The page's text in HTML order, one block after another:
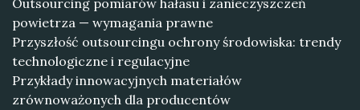
Outsourcing pomiarów hałasu i zanieczyszczeń
powietrza — wymagania prawne
Przyszłość outsourcingu ochrony środowiska: trendy
technologiczne i regulacyjne
Przykłady innowacyjnych materiałów
zrównoważonych dla producentów